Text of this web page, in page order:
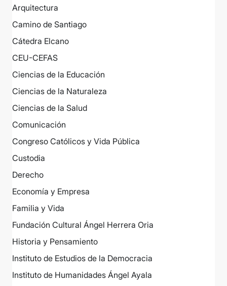
Arquitectura
Camino de Santiago
Cátedra Elcano
CEU-CEFAS
Ciencias de la Educación
Ciencias de la Naturaleza
Ciencias de la Salud
Comunicación
Congreso Católicos y Vida Pública
Custodia
Derecho
Economía y Empresa
Familia y Vida
Fundación Cultural Ángel Herrera Oria
Historia y Pensamiento
Instituto de Estudios de la Democracia
Instituto de Humanidades Ángel Ayala